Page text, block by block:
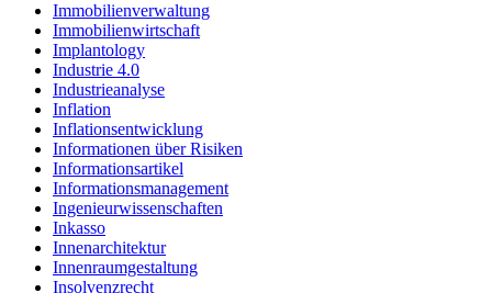
Immobilienverwaltung
Immobilienwirtschaft
Implantology
Industrie 4.0
Industrieanalyse
Inflation
Inflationsentwicklung
Informationen über Risiken
Informationsartikel
Informationsmanagement
Ingenieurwissenschaften
Inkasso
Innenarchitektur
Innenraumgestaltung
Insolvenzrecht